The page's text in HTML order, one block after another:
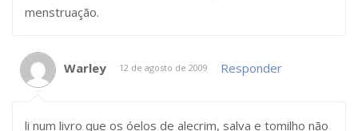
menstruação.
Warley 12 de agosto de 2009 Responder
li num livro que os óelos de alecrim, salva e tomilho não